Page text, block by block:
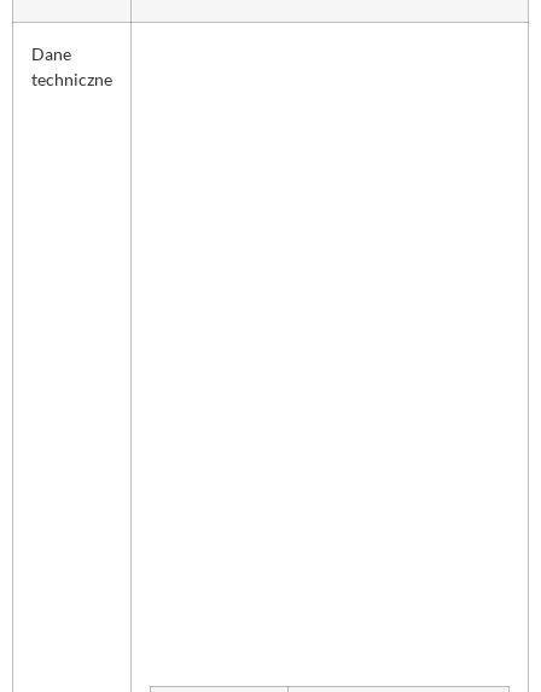
Dane
techniczne